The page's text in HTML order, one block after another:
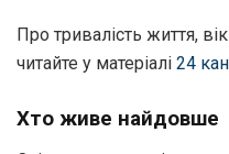
Про тривалість життя,
читайте у матеріалі 24
Хто живе найдовше